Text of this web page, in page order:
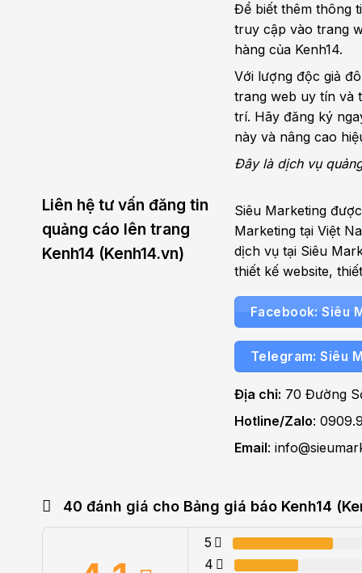
Để biết thêm thông
truy cập vào trang
hàng của Kenh14.
Với lượng độc giả
trang web uy tín và
trí. Hãy đăng ký
này và nâng cao
Đây là dịch vụ
Liên hệ tư vấn đăng tin
quảng cáo lên trang
Kenh14 (Kenh14.vn)
Siêu Marketing
Marketing tại Việt
dịch vụ tại Siêu
thiết kế website,
Facebook: Siêu
Telegram: Siêu
Địa chỉ: 70 Đường
Hotline/Zalo:
Email:
40 đánh giá cho Bảng giá báo Kenh14
5
4